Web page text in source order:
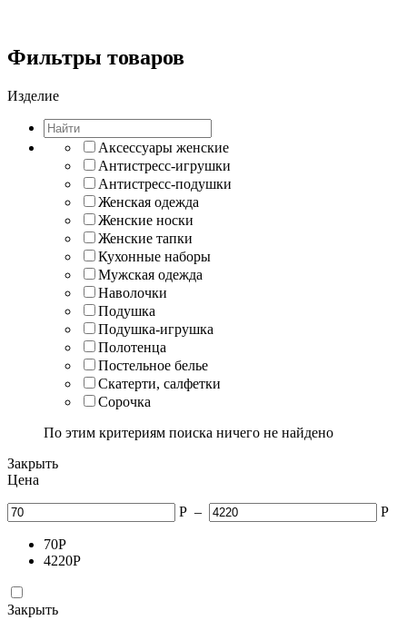
Фильтры товаров
Изделие
Аксессуары женские
Антистресс-игрушки
Антистресс-подушки
Женская одежда
Женские носки
Женские тапки
Кухонные наборы
Мужская одежда
Наволочки
Подушка
Подушка-игрушка
Полотенца
Постельное белье
Скатерти, салфетки
Сорочка
По этим критериям поиска ничего не найдено
Закрыть
Цена
Р – Р
70Р
4220Р
Закрыть